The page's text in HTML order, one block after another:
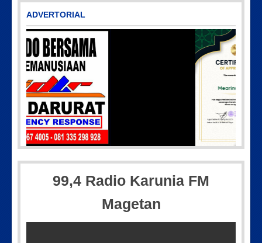
ADVERTORIAL
IMG-20250501-WA0005
99,4 Radio Karunia FM
Magetan